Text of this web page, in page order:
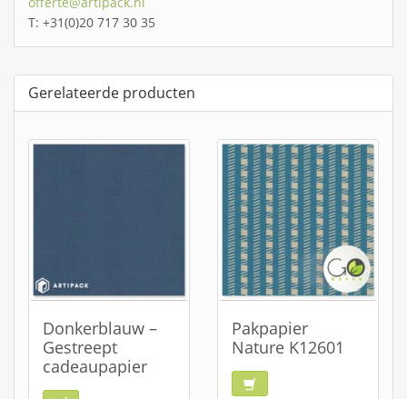
T: +31(0)20 717 30 35
Gerelateerde producten
Donkerblauw –
Gestreept
cadeaupapier
Pakpapier
Nature K12601